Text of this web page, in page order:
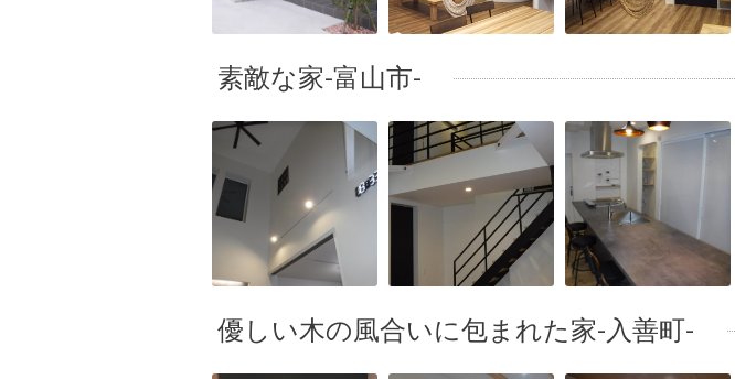
素敵な家-富山市-
優しい木の風合いに包まれた家-入善町-